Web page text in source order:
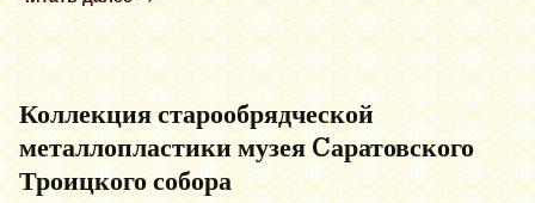
Коллекция старообрядческой
металлопластики музея Cаратовского
Троицкого собора